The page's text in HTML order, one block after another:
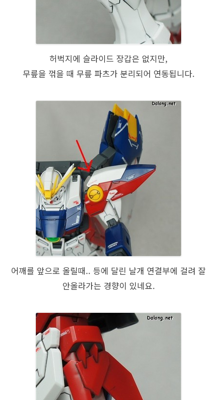
허벅지에 슬라이드 장갑은 없지만,
무릎을 꺾을 때 무릎 파츠가 분리되어 연동됩니다.
어깨를 앞으로 올릴때.. 등에 달린 날개 연결부에 걸려 잘
안올라가는 경향이 있네요.